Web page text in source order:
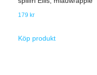
179 kr
Köp produkt